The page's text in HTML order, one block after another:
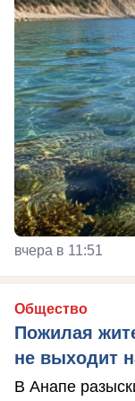
вчера в 11:51
Общество
Пожилая
не выходит
В Анапе